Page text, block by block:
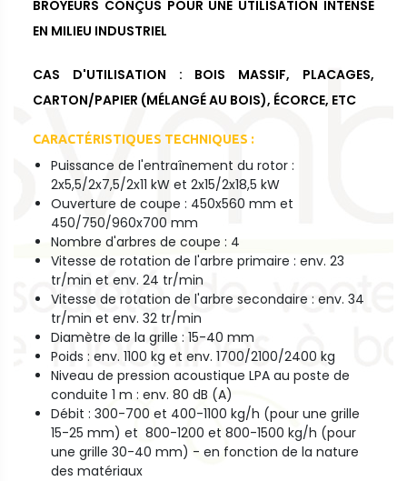
BROYEURS CONÇUS POUR UNE UTILISATION INTENSE
EN MILIEU INDUSTRIEL
CAS D'UTILISATION : BOIS MASSIF, PLACAGES,
CARTON/PAPIER (MÉLANGÉ AU BOIS), ÉCORCE, ETC
CARACTÉRISTIQUES TECHNIQUES :
Puissance de l'entraînement du rotor :
2x5,5/2x7,5/2x11 kW et 2x15/2x18,5 kW
Ouverture de coupe : 450x560 mm et
450/750/960x700 mm
Nombre d'arbres de coupe : 4
Vitesse de rotation de l'arbre primaire : env. 23
tr/min et env. 24 tr/min
Vitesse de rotation de l'arbre secondaire : env. 34
tr/min et env. 32 tr/min
Diamètre de la grille : 15-40 mm
Poids : env. 1100 kg et env. 1700/2100/2400 kg
Niveau de pression acoustique LPA au poste de
conduite 1 m : env. 80 dB (A)
Débit : 300-700 et 400-1100 kg/h (pour une grille
15-25 mm) et 800-1200 et 800-1500 kg/h (pour
une grille 30-40 mm) - en fonction de la nature
des matériaux